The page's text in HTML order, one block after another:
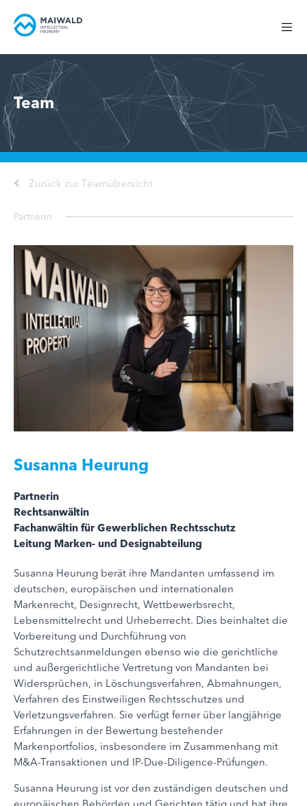
Team
Zurück zur Teamübersicht
Partnerin
Susanna Heurung
Partnerin
Rechtsanwältin
Fachanwältin für Gewerblichen Rechtsschutz
Leitung Marken- und Designabteilung
Susanna Heurung berät ihre Mandanten umfassend im
deutschen, europäischen und internationalen
Markenrecht, Designrecht, Wettbewerbsrecht,
Lebensmittelrecht und Urheberrecht. Dies beinhaltet die
Vorbereitung und Durchführung von
Schutzrechtsanmeldungen ebenso wie die gerichtliche
und außergerichtliche Vertretung von Mandanten bei
Widersprüchen, in Löschungsverfahren, Abmahnungen,
Verfahren des Einstweiligen Rechtsschutzes und
Verletzungsverfahren. Sie verfügt ferner über langjährige
Erfahrungen in der Bewertung bestehender
Markenportfolios, insbesondere im Zusammenhang mit
M&A-Transaktionen und IP-Due-Diligence-Prüfungen.
Susanna Heurung ist vor den zuständigen deutschen und
europäischen Behörden und Gerichten tätig und hat ihre